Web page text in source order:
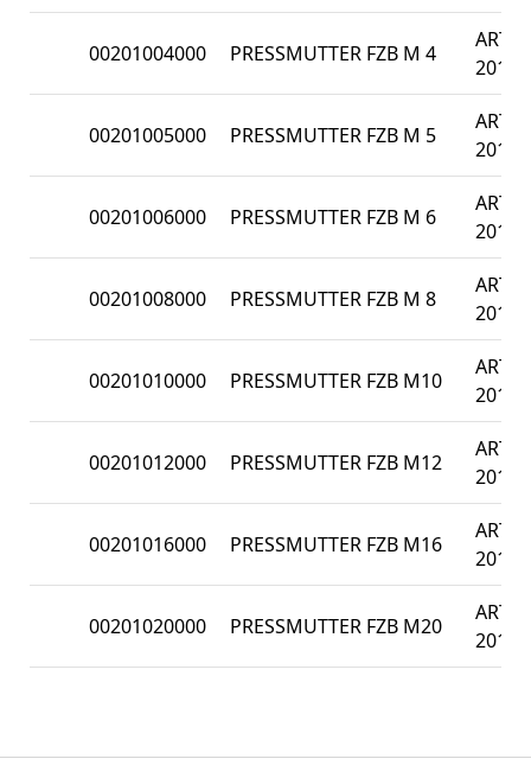
00201004000 PRESSMUTTER FZB M 4
ART
201
00201005000 PRESSMUTTER FZB M 5
ART
201
00201006000 PRESSMUTTER FZB M 6
ART
201
00201008000 PRESSMUTTER FZB M 8
ART
201
00201010000 PRESSMUTTER FZB M10
ART
201
00201012000 PRESSMUTTER FZB M12
ART
201
00201016000 PRESSMUTTER FZB M16
ART
201
00201020000 PRESSMUTTER FZB M20
ART
201